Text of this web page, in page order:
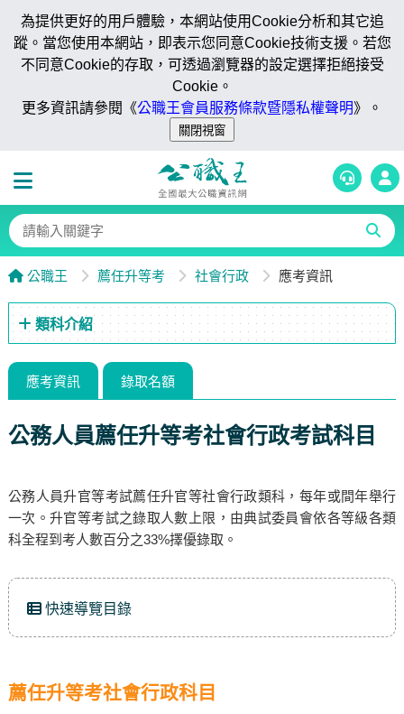
為提供更好的用戶體驗，本網站使用Cookie分析和其它追
蹤。當您使用本網站，即表示您同意Cookie技術支援。若您
不同意Cookie的存取，可透過瀏覽器的設定選擇拒絕接受
Cookie。
更多資訊請參閱《公職王會員服務條款暨隱私權聲明》。
公職王 薦任升等考 社會行政 應考資訊
類科介紹
應考資訊 錄取名額
公務人員薦任升等考社會行政考試科目
公務人員升官等考試薦任升官等社會行政類科，每年或間年舉行
一次。升官等考試之錄取人數上限，由典試委員會依各等級各類
科全程到考人數百分之33%擇優錄取。
快速導覽目錄
薦任升等考社會行政科目